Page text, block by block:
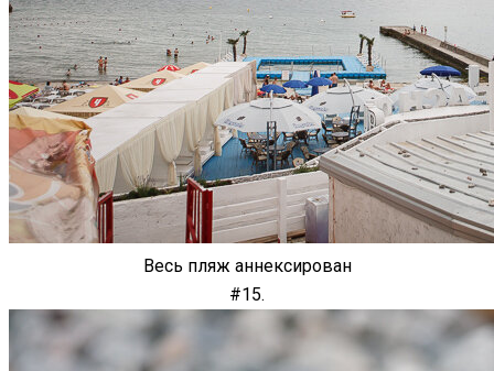
Весь пляж аннексирован
#15.